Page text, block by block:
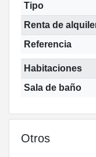
Tipo
Renta de
Referencia
Habitaciones
Sala de baño
Otros